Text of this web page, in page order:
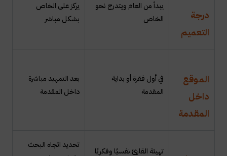
درجة
التعميم
يبدأ من العام ويتدرج نحو
الخاص
يركز على الخاص
بشكل مباشر
الموقع
داخل
المقدمة
في أول فقرة أو بداية
المقدمة
بعد التمهيد مباشرة
داخل المقدمة
تهيئة القارئ نفسيًا وفكريًا
تحديد اتجاه البحث